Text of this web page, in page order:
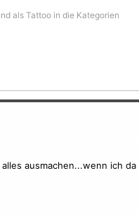
als Tattoo in die Kategorien
ausmachen...wenn ich da